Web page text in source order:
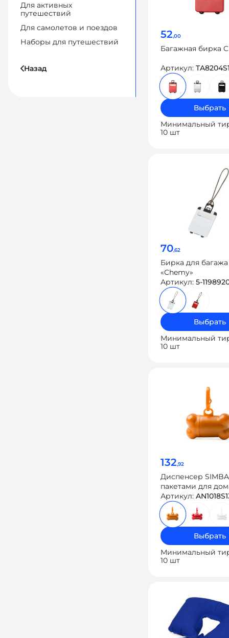
Для активных
путешествий
Для самолетов и поездов
Наборы для путешествий
Назад
52,00
Багажная бирка
Артикул:
Выбрать
Минимальный
10 шт
70,62
Бирка для багажа
«Chemy»
Артикул: 5-
Выбрать
Минимальный
10 шт
132,92
Диспенсер
пакетами для
животных
Артикул:
Выбрать
Минимальный
10 шт